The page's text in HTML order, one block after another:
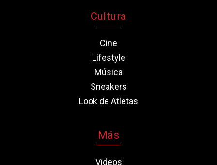
Cultura
Cine
Lifestyle
Música
Sneakers
Look de Atletas
Más
Videos